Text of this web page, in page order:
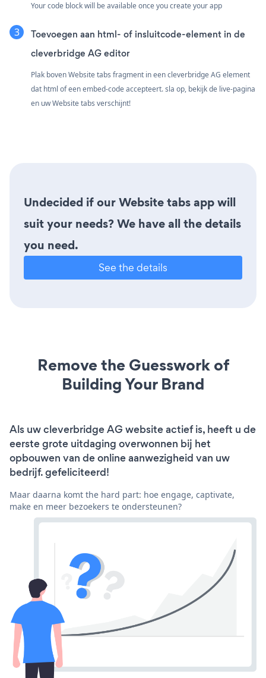
Your code block will be available once you create your app
Toevoegen aan html- of insluitcode-element in de
cleverbridge AG editor
Plak boven Website tabs fragment in een cleverbridge AG element
dat html of een embed-code accepteert. sla op, bekijk de live-pagina
en uw Website tabs verschijnt!
Undecided if our Website tabs app will
suit your needs? We have all the details
you need.
See the details
Remove the Guesswork of
Building Your Brand
Als uw cleverbridge AG website actief is, heeft u de
eerste grote uitdaging overwonnen bij het
opbouwen van de online aanwezigheid van uw
bedrijf. gefeliciteerd!
Maar daarna komt the hard part: hoe engage, captivate,
make en meer bezoekers te ondersteunen?